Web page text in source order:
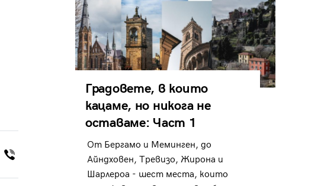
Градовете, в които
кацаме, но никога не
оставаме: Част 1
От Бергамо и Меминген, до
Айндховен, Тревизо, Жирона и
Шарлероа - шест места, които